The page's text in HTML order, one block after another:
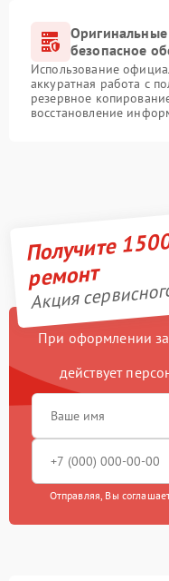
безопасное
Использование
аккуратная работа с
резервное
восстановление
Получите
ремонт
Акция
При оформлении
действует
Отправляя, Вы